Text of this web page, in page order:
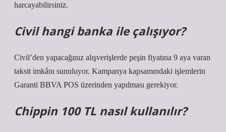
harcayabilirsiniz.
Civil hangi banka ile çalışıyor?
Civil’den yapacağınız alışverişlerde peşin fiyatına 9 aya varan
taksit imkânı sunuluyor. Kampanya kapsamındaki işlemlerin
Garanti BBVA POS üzerinden yapılması gerekiyor.
Chippin 100 TL nasıl kullanılır?